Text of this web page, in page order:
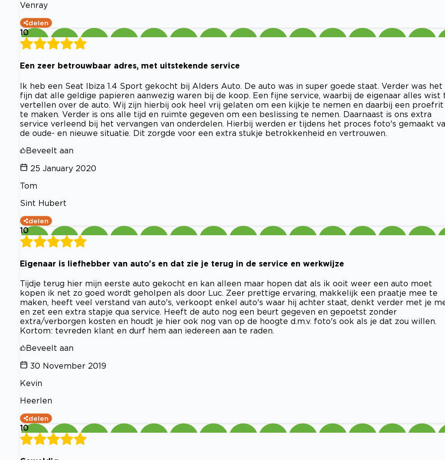
Venray
delen
10
Een zeer betrouwbaar adres, met uitstekende service
Ik heb een Seat Ibiza 1.4 Sport gekocht bij Alders Auto. De auto was in super goede staat. Verder was het
fijn dat alle geldige papieren aanwezig waren bij de koop. Een fijne service, waarbij de eigenaar alles wist
vertellen over de auto. Wij zijn hierbij ook heel vrij gelaten om een kijkje te nemen en daarbij een proefrit
te maken. Verder is ons alle tijd en ruimte gegeven om een beslissing te nemen. Daarnaast is ons extra
service verleend bij het vervangen van onderdelen. Hierbij werden er tijdens het proces foto's gemaakt
de oude- en nieuwe situatie. Dit zorgde voor een extra stukje betrokkenheid en vertrouwen.
Beveelt aan
25 January 2020
Tom
Sint Hubert
delen
10
Eigenaar is liefhebber van auto's en dat zie je terug in de service en werkwijze
Tijdje terug hier mijn eerste auto gekocht en kan alleen maar hopen dat als ik ooit weer een auto moet
kopen ik net zo goed wordt geholpen als door Luc. Zeer prettige ervaring, makkelijk een praatje mee te
maken, heeft veel verstand van auto's, verkoopt enkel auto's waar hij achter staat, denkt verder met je
en zet een extra stapje qua service. Heeft de auto nog een beurt gegeven en gepoetst zonder
extra/verborgen kosten en houdt je hier ook nog van op de hoogte d.m.v. foto's ook als je dat zou willen.
Kortom: tevreden klant en durf hem aan iedereen aan te raden.
Beveelt aan
30 November 2019
Kevin
Heerlen
delen
10